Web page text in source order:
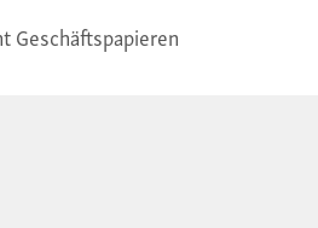
Geschäftspapieren